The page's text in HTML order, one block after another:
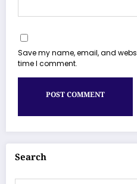
Save my name, email, and
time I comment.
Search